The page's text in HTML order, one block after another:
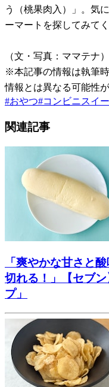
う（桃果肉入）」。気
ーマートを探してみてく
（文・写真：ママテナ）
※本記事の情報は執筆
情報とは異なる可能性
#おやつ#コンビニスイ
関連記事
「爽やかな甘さと
切れる！」【セブ
プ」